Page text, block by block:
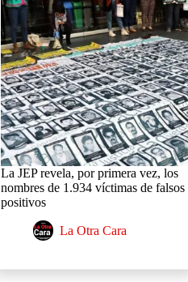
La JEP revela, por primera vez, los
nombres de 1.934 víctimas de falsos
positivos
La Otra Cara